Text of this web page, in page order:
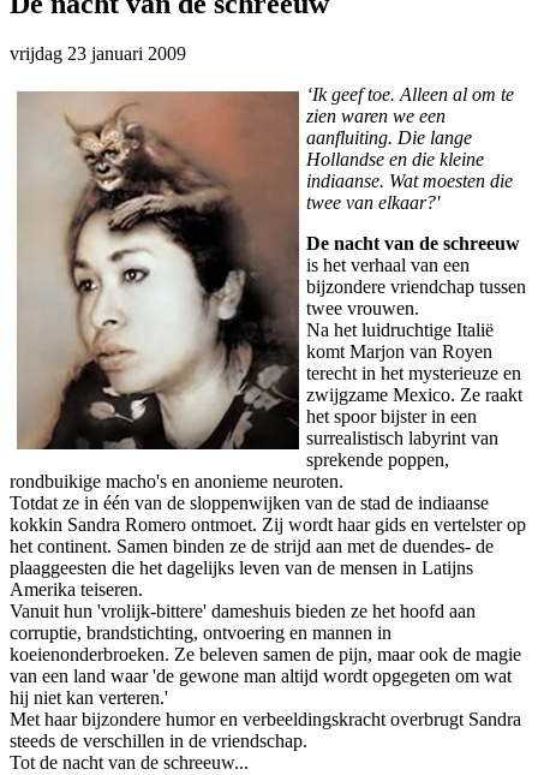
vrijdag 23 januari 2009
‘Ik geef toe. Alleen al om te
zien waren we een
aanfluiting. Die lange
Hollandse en die kleine
indiaanse. Wat moesten die
twee van elkaar?'
De nacht van de schreeuw
is het verhaal van een
bijzondere vriendchap tussen
twee vrouwen.
Na het luidruchtige Italië
komt Marjon van Royen
terecht in het mysterieuze en
zwijgzame Mexico. Ze raakt
het spoor bijster in een
surrealistisch labyrint van
sprekende poppen,
rondbuikige macho's en anonieme neuroten.
Totdat ze in één van de sloppenwijken van de stad de indiaanse
kokkin Sandra Romero ontmoet. Zij wordt haar gids en vertelster op
het continent. Samen binden ze de strijd aan met de duendes- de
plaaggeesten die het dagelijks leven van de mensen in Latijns
Amerika teiseren.
Vanuit hun 'vrolijk-bittere' dameshuis bieden ze het hoofd aan
corruptie, brandstichting, ontvoering en mannen in
koeienonderbroeken. Ze beleven samen de pijn, maar ook de magie
van een land waar 'de gewone man altijd wordt opgegeten om wat
hij niet kan verteren.'
Met haar bijzondere humor en verbeeldingskracht overbrugt Sandra
steeds de verschillen in de vriendschap.
Tot de nacht van de schreeuw...